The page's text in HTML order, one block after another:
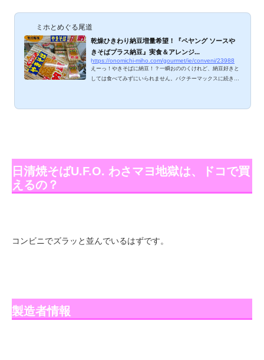
ミホとめぐる尾道
乾燥ひきわり納豆増量希望！『ペヤング ソースや
きそばプラス納豆』実食＆アレンジ...
https://onomichi-miho.com/gourmet/ie/conveni/23988
えーっ！やきそばに納豆！？一瞬おののくけれど、納豆好きと
しては食べてみずにいられません。パクチーマックスに続き、
ばプラス納豆 セブンイレブンで発見！かやく部分に「乾燥ひき
日清焼そばU.F.O. わさマヨ地獄は、ドコで買
えるの？
コンビニでズラッと並んでいるはずです。
製造者情報